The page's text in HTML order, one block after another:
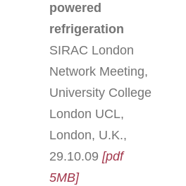
powered
refrigeration
SIRAC London
Network Meeting,
University College
London UCL,
London, U.K.,
29.10.09 [pdf
5MB]